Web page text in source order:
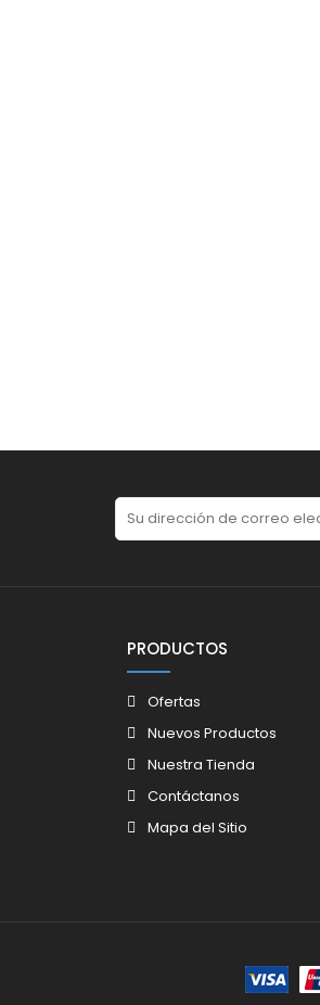
PRODUCTOS
Ofertas
Nuevos Productos
Nuestra Tienda
Contáctanos
Mapa del Sitio